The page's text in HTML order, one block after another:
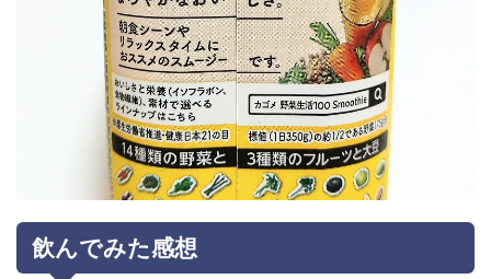
飲んでみた感想